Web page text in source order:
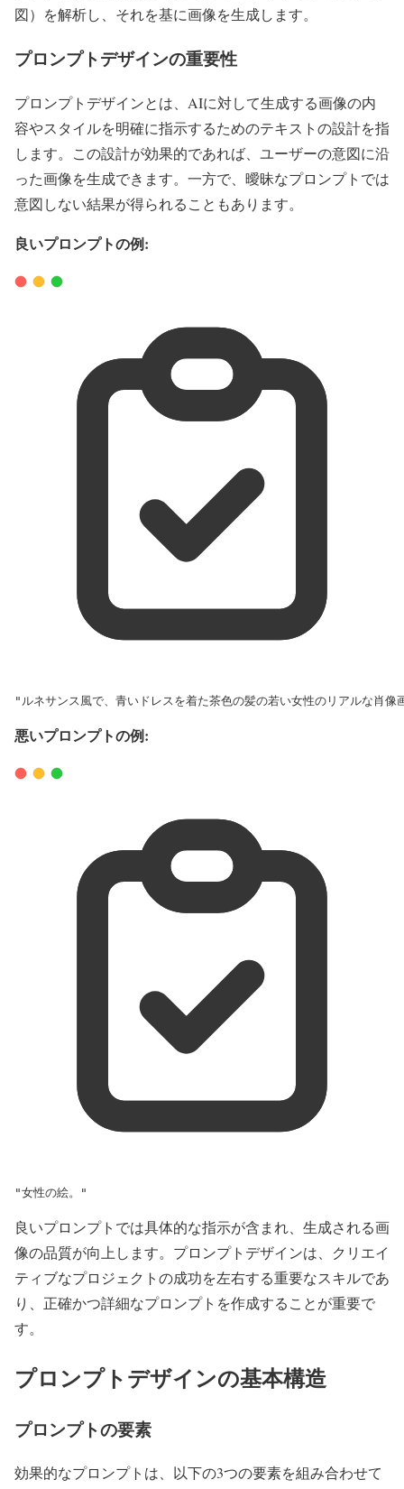
図）を解析し、それを基に画像を生成します。
プロンプトデザインの重要性
プロンプトデザインとは、AIに対して生成する画像の内
容やスタイルを明確に指示するためのテキストの設計を指
します。この設計が効果的であれば、ユーザーの意図に沿
った画像を生成できます。一方で、曖昧なプロンプトでは
意図しない結果が得られることもあります。
良いプロンプトの例:
"ルネサンス風で、青いドレスを着た茶色の髪の若い女性のリアルな肖像
悪いプロンプトの例:
"女性の絵。"
良いプロンプトでは具体的な指示が含まれ、生成される画
像の品質が向上します。プロンプトデザインは、クリエイ
ティブなプロジェクトの成功を左右する重要なスキルであ
り、正確かつ詳細なプロンプトを作成することが重要で
す。
プロンプトデザインの基本構造
プロンプトの要素
効果的なプロンプトは、以下の3つの要素を組み合わせて